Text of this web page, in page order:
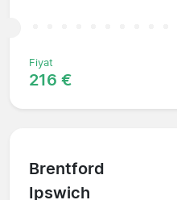
Fiyat
216 €
Brentford
Ipswich